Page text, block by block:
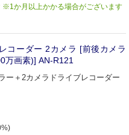
※1か月以上かかる場合がございます
コーダー 2カメラ [前後カメラ
万画素)] AN-R121
ー＋2カメラドライブレコーダー